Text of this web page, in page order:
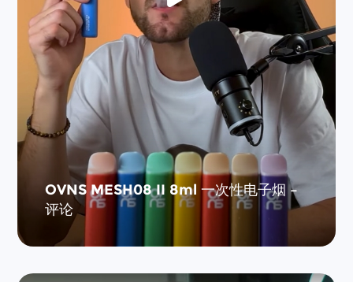
OVNS MESH08 II 8ml 一次性电子烟 –
评论